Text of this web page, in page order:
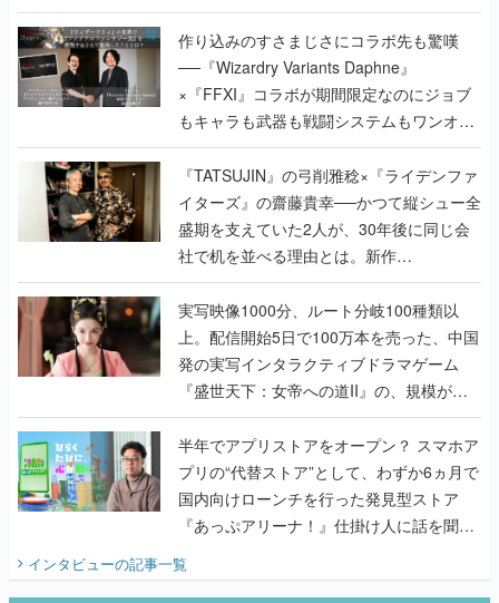
作り込みのすさまじさにコラボ先も驚嘆
──『Wizardry Variants Daphne』
×『FFXI』コラボが期間限定なのにジョブ
もキャラも武器も戦闘システムもワンオフ
で作り込まれた理由を両ディレクターに聞
く
『TATSUJIN』の弓削雅稔×『ライデンファ
イターズ』の齋藤貴幸──かつて縦シュー全
盛期を支えていた2人が、30年後に同じ会
社で机を並べる理由とは。新作
『TATSUJIN EXTREME』で初タッグを組
んだレジェンド2人に訊く開発秘話
実写映像1000分、ルート分岐100種類以
上。配信開始5日で100万本を売った、中国
発の実写インタラクティブドラマゲーム
『盛世天下：女帝への道II』の、規模が違
うこだわりをプロデューサーに聞いた
半年でアプリストアをオープン？ スマホア
プリの“代替ストア”として、わずか6ヵ月で
国内向けローンチを行った発見型ストア
『あっぷアリーナ！』仕掛け人に話を聞い
インタビューの記事一覧